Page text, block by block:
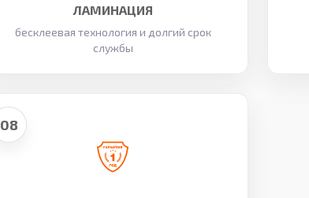
ЛАМИНАЦИЯ
бесклеевая технология и долгий срок
службы
08